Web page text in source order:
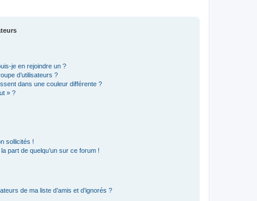
je en rejoindre un ?
d’utilisateurs ?
dans une couleur différente ?
» ?
sollicités !
part de quelqu’un sur ce forum !
de ma liste d’amis et d’ignorés ?